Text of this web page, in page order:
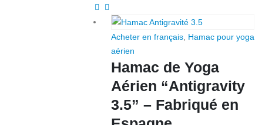
Acheter en français, Hamac pour yoga
aérien
Hamac de Yoga
Aérien “Antigravity
3.5” – Fabriqué en